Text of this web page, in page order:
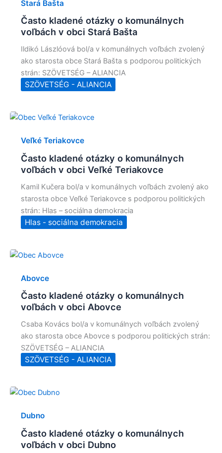
Stará Bašta
Často kladené otázky o komunálnych
voľbách v obci Stará Bašta
Ildikó Lászlóová bol/a v komunálnych voľbách zvolený
ako starosta obce Stará Bašta s podporou politických
strán: SZÖVETSÉG – ALIANCIA
SZÖVETSÉG - ALIANCIA
Veľké Teriakovce
Často kladené otázky o komunálnych
voľbách v obci Veľké Teriakovce
Kamil Kučera bol/a v komunálnych voľbách zvolený ako
starosta obce Veľké Teriakovce s podporou politických
strán: Hlas – sociálna demokracia
Hlas - sociálna demokracia
Abovce
Často kladené otázky o komunálnych
voľbách v obci Abovce
Csaba Kovács bol/a v komunálnych voľbách zvolený
ako starosta obce Abovce s podporou politických strán:
SZÖVETSÉG – ALIANCIA
SZÖVETSÉG - ALIANCIA
Dubno
Často kladené otázky o komunálnych
voľbách v obci Dubno